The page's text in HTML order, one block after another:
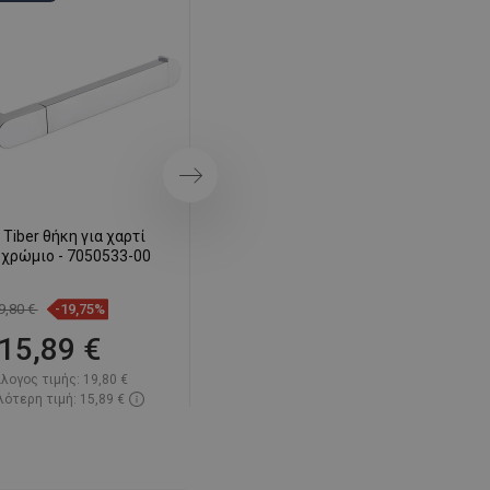
θήκη για χαρτί
χρώμιο - 7050533-00
€ -19,75%
15,89 €
τιμής: 19,80 €
τιμή: 15,89 €
Επόμενο
FINNISH